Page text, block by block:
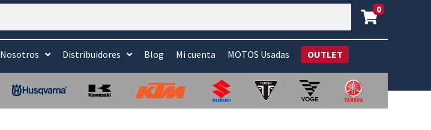
0
Nosotros Distribuidores Blog Mi cuenta MOTOS Usadas OUTLET